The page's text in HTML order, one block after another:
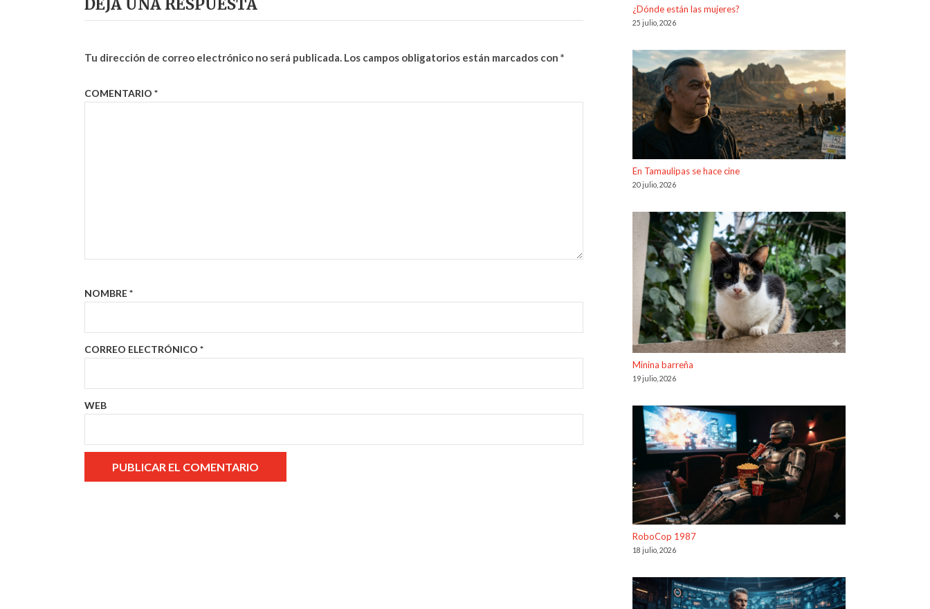
Tu dirección de correo electrónico no será publicada. Los campos obligatorios están marcados con *
COMENTARIO *
NOMBRE*
CORREO ELECTRÓNICO *
WEB
¿Dónde están las mujeres?
25 julio, 2026
En Tamaulipas se hace cine
20 julio, 2026
Minina barreña
19 julio, 2026
RoboCop 1987
18 julio, 2026